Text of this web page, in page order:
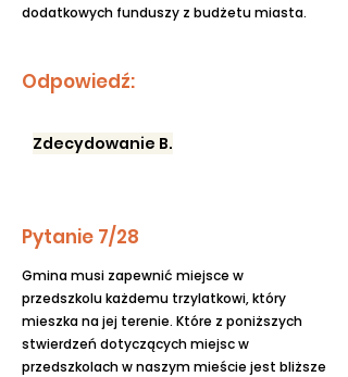
dodatkowych funduszy z budżetu miasta.
Odpowiedź:
Zdecydowanie B.
Pytanie 7/28
Gmina musi zapewnić miejsce w
przedszkolu każdemu trzylatkowi, który
mieszka na jej terenie. Które z poniższych
stwierdzeń dotyczących miejsc w
przedszkolach w naszym mieście jest bliższe